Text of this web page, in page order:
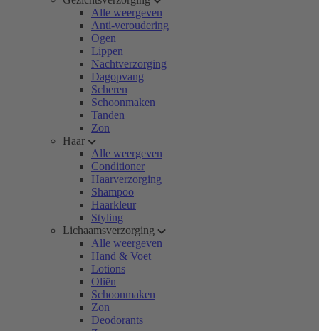
Alle weergeven
Anti-veroudering
Ogen
Lippen
Nachtverzorging
Dagopvang
Scheren
Schoonmaken
Tanden
Zon
Haar
Alle weergeven
Conditioner
Haarverzorging
Shampoo
Haarkleur
Styling
Lichaamsverzorging
Alle weergeven
Hand & Voet
Lotions
Oliën
Schoonmaken
Zon
Deodorants